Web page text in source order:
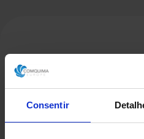
Consentir
Produtos